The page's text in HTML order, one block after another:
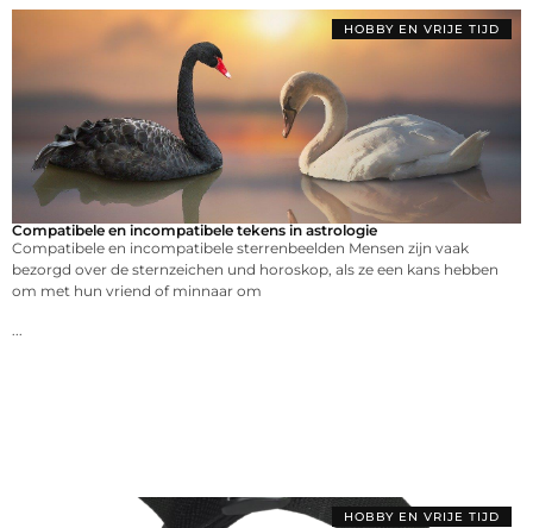
HOBBY EN VRIJE TIJD
Compatibele en incompatibele tekens in astrologie
Compatibele en incompatibele sterrenbeelden Mensen zijn vaak
bezorgd over de sternzeichen und horoskop, als ze een kans hebben
om met hun vriend of minnaar om
HOBBY EN VRIJE TIJD